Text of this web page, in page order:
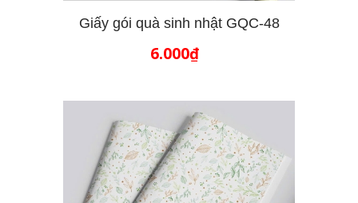
THÊM VÀO GIỎ HÀNG
Giấy gói quà sinh nhật GQC-48
6.000₫